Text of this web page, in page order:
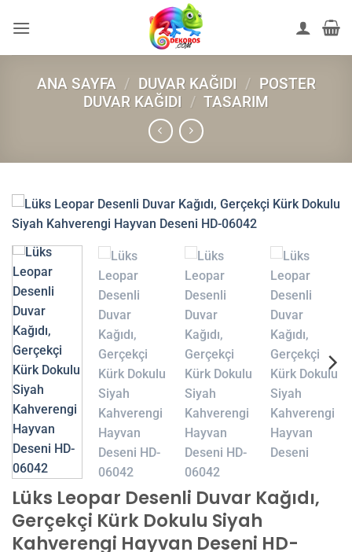
atla
ANA SAYFA / DUVAR KAĞIDI / POSTER
DUVAR KAĞIDI / TASARIM
Lüks Leopar Desenli Duvar Kağıdı,
Gerçekçi Kürk Dokulu Siyah
Kahverengi Hayvan Deseni HD-